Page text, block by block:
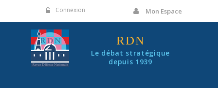
Connexion Mon Espace
RDN
Le débat stratégique
depuis 1939